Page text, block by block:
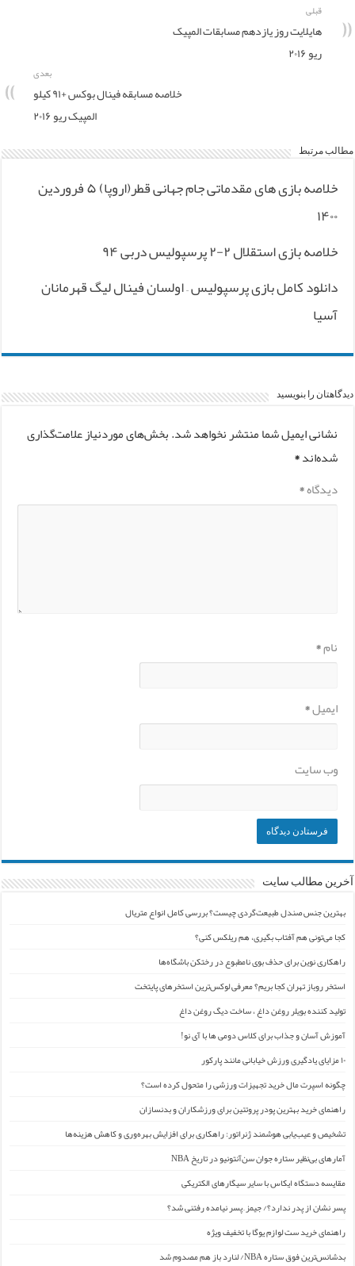
قبلی
هایلایت روز یازدهم مسابقات المپیک
ریو ۲۰۱۶
بعدی
خلاصه مسابقه فینال بوکس +۹۱ کیلو
المپیک ریو ۲۰۱۶
مطالب مرتبط
خلاصه بازی های مقدماتی جام جهانی قطر(اروپا) ۵ فروردین
۱۴۰۰
خلاصه بازی استقلال ۲-۲ پرسپولیس دربی ۹۴
دانلود کامل بازی پرسپولیس – اولسان فینال لیگ قهرمانان
آسیا
دیدگاهتان را بنویسید
نشانی ایمیل شما منتشر نخواهد شد.بخش‌های موردنیاز علامت‌گذاری
شده‌اند*
دیدگاه*
نام*
ایمیل*
وب‌ سایت
آخرین مطالب سایت
بهترین جنس صندل طبیعت‌گردی چیست؟ بررسی کامل انواع متریال
کجا می‌تونی هم آفتاب بگیری، هم ریلکس کنی؟
راهکاری نوین برای حذف بوی نامطبوع در رختکن باشگاه‌ها
استخر روباز تهران کجا بریم؟ معرفی لوکس‌ترین استخرهای پایتخت
تولید کننده بویلر روغن داغ ، ساخت دیگ روغن داغ
آموزش آسان و جذاب برای کلاس دومی ها با آی نو!
۱۰ مزایای یادگیری ورزش خیابانی مانند پارکور
چگونه اسپرت مال خرید تجهیزات ورزشی را متحول کرده است؟
راهنمای خرید بهترین پودر پروتئین برای ورزشکاران و بدنسازان
تشخیص و عیب‌یابی هوشمند ژنراتور: راهکاری برای افزایش بهره‌وری و کاهش هزینه‌ها
آمارهای بی‌نظیر ستاره جوان سن‌آنتونیو در تاریخ NBA
مقایسه دستگاه ایکاس با سایر سیگارهای الکتریکی
پسر نشان از پدر ندارد؟/ جیمز ِ پسر نیامده رفتنی شد؟
راهنمای خرید ست لوازم یوگا با تخفیف ویژه
بدشانس‌ترین فوق ستاره NBA/ لنارد باز هم مصدوم شد